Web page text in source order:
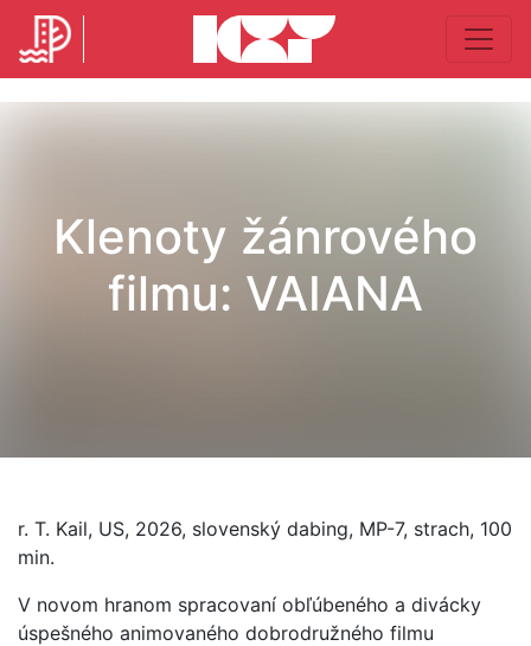
Klenoty žánrového
filmu: VAIANA
r. T. Kail, US, 2026, slovenský dabing, MP-7, strach, 100
min.
V novom hranom spracovaní obľúbeného a divácky
úspešného animovaného dobrodružného filmu